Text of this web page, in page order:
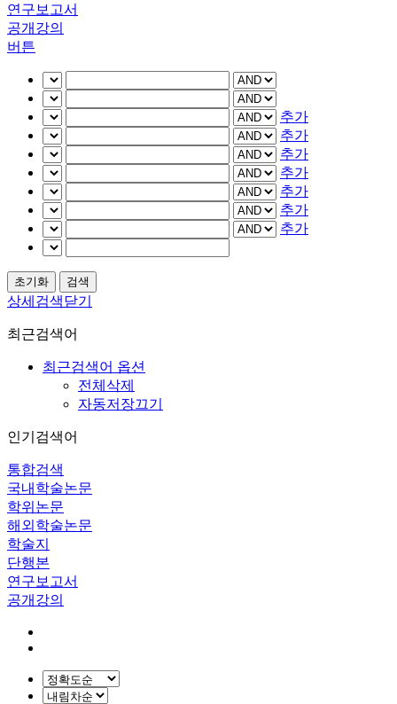
연구보고서
공개강의
버튼
추가
추가
추가
추가
추가
추가
추가
상세검색닫기
최근검색어
최근검색어 옵션
전체삭제
자동저장끄기
인기검색어
통합검색
국내학술논문
학위논문
해외학술논문
학술지
단행본
연구보고서
공개강의